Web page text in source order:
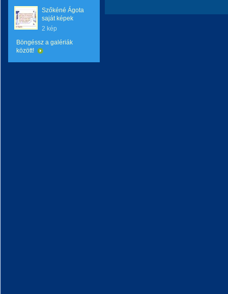
Szőkéné Ágota
saját képek
2 kép
Böngéssz a galériák
között!